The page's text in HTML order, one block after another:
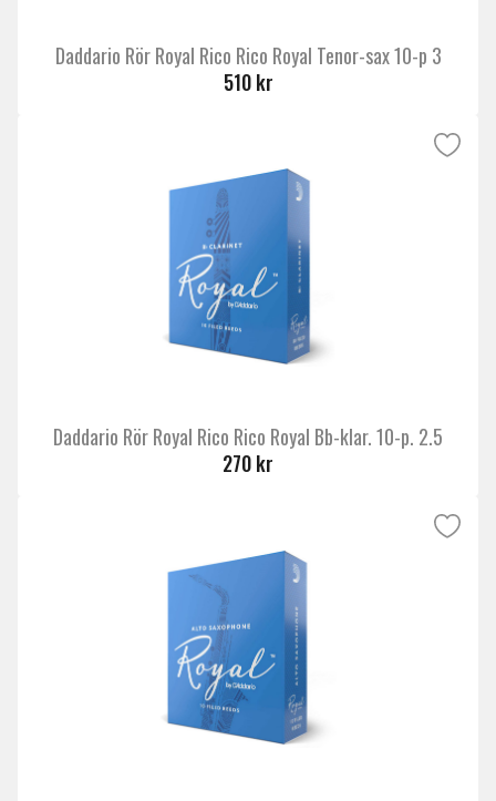
Daddario Rör Royal Rico Rico Royal Tenor-sax 10-p 3
510 kr
Daddario Rör Royal Rico Rico Royal Bb-klar. 10-p. 2.5
270 kr